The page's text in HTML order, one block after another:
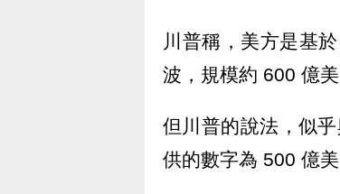
川普稱，美方是基
波，規模約 600 億美
但川普的說法，似
供的數字為 500 億美